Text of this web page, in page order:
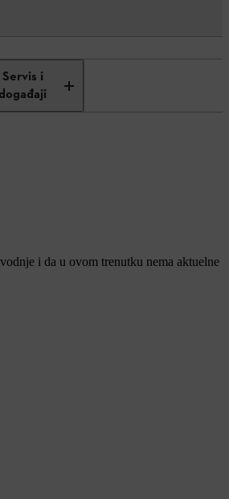
Servis i
događaji
i da u ovom trenutku nema aktuelne